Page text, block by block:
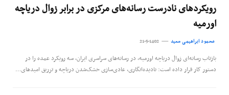
رویکردهای نادرست رسانه‌های مرکزی در برابر زوال دریاچه
اورمیه
محمود ابراهیمی سعید 21-5-1402
بازتاب رسانه‌ای زوال دریاچه اورمیه، در رسانه‌های سراسری ایران، سه رویکرد عمده را در
دستور کار قرار داده است: نادیده‌انگاری، عادی‌سازی خشک‌شدن دریاچه و تزریق امیدهای…